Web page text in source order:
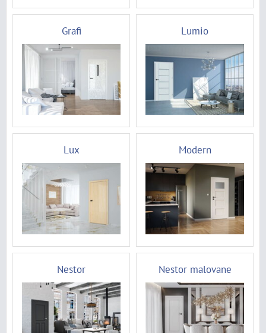
Grafi Lumio
Lux Modern
Nestor Nestor malovane